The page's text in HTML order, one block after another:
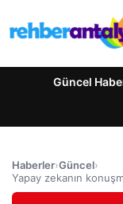
Güncel
Haberler›Güncel›
Yapay zekanın